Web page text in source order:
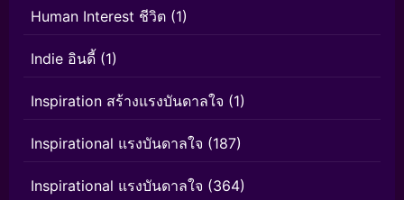
Human Interest ชีวิต (1)
Indie อินดี้ (1)
Inspiration สร้างแรงบันดาลใจ (1)
Inspirational แรงบันดาลใจ (187)
Inspirational แรงบันดาลใจ (364)